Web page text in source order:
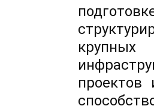
крупных